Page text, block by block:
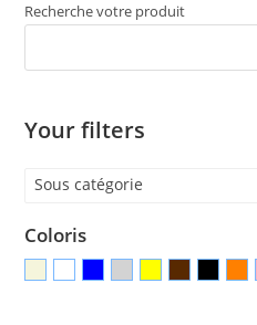
Recherche votre produit
Your filters
Sous catégorie
Coloris